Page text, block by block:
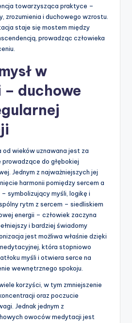
towarzysząca praktyce –
zrozumienia i duchowego wzrostu.
staje się mostem między
prowadząc człowieka
w
duchowe
od wieków uznawana jest za
do głębokiej
Jednym z najważniejszych jej
harmonii pomiędzy sercem a
– symbolizujący myśli, logikę i
rytm z sercem – siedliskiem
energii – człowiek zaczyna
i bardziej świadomy
jest możliwa właśnie dzięki
która stopniowo
myśli i otwiera serce na
wewnętrznego spokoju.
korzyści, w tym zmniejszenie
oraz poczucie
Jednak jednym z
owoców medytacji jest